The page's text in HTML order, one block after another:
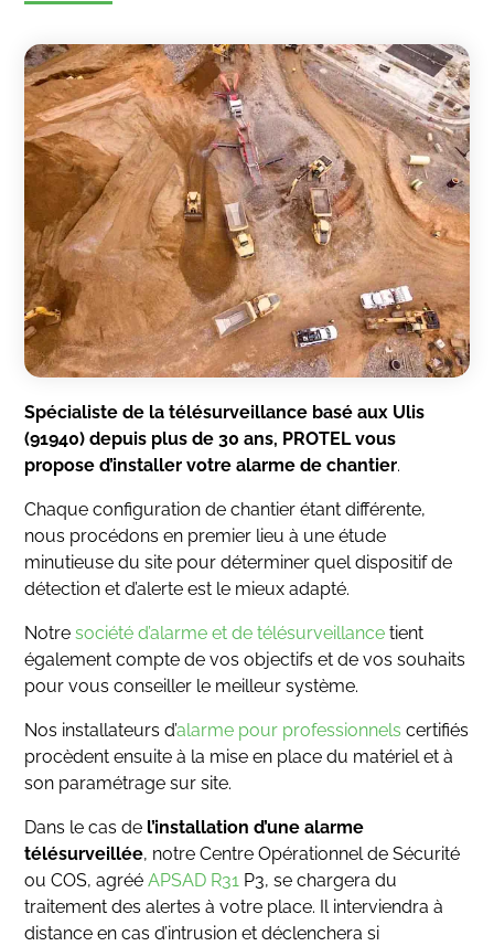
Spécialiste de la télésurveillance basé aux Ulis
(91940) depuis plus de 30 ans, PROTEL vous
propose d’installer votre alarme de chantier.
Chaque configuration de chantier étant différente,
nous procédons en premier lieu à une étude
minutieuse du site pour déterminer quel dispositif de
détection et d’alerte est le mieux adapté.
Notresociété d’alarme et de télésurveillance tient
également compte de vos objectifs et de vos souhaits
pour vous conseiller le meilleur système.
Nos installateurs d’alarme pour professionnels certifiés
procèdent ensuite à la mise en place du matériel et à
son paramétrage sur site.
Dans le cas de l’installation d’une alarme
télésurveillée, notre Centre Opérationnel de Sécurité
ou COS, agrééAPSAD R31 P3, se chargera du
traitement des alertes à votre place. Il interviendra à
distance en cas d’intrusion et déclenchera si